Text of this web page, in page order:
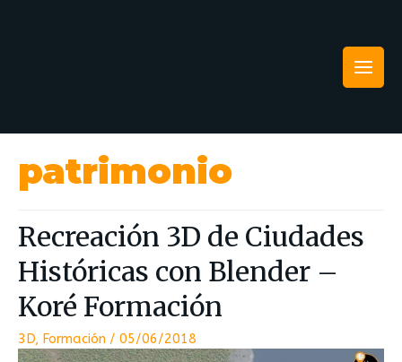
patrimonio
Recreación 3D de Ciudades
Históricas con Blender –
Koré Formación
3D, Formación / 05/06/2018